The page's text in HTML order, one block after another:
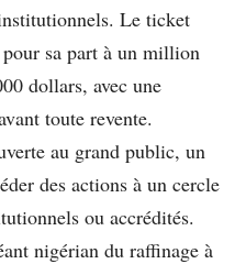
Le ticket
sa part à un million
dollars, avec une
toute revente.
au grand public, un
des actions à un cercle
ou accrédités.
nigérian du raffinage à